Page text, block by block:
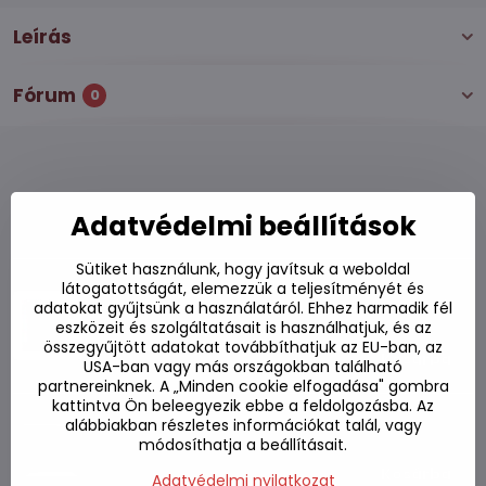
Leírás
Fórum 0
Alternatív termékek
Tejszínes tészta Carbonara YOUMI 99g
Készleten
550 Ft Kosárba
Tészta vegetáriánus Indomie 75g
Készleten
Adatvédelmi beállítások
Sütiket használunk, hogy javítsuk a weboldal
látogatottságát, elemezzük a teljesítményét és
adatokat gyűjtsünk a használatáról. Ehhez harmadik fél
eszközeit és szolgáltatásait is használhatjuk, és az
összegyűjtött adatokat továbbíthatjuk az EU-ban, az
USA-ban vagy más országokban található
partnereinknek. A „Minden cookie elfogadása" gombra
kattintva Ön beleegyezik ebbe a feldolgozásba. Az
alábbiakban részletes információkat talál, vagy
módosíthatja a beállításait.
Adatvédelmi nyilatkozat